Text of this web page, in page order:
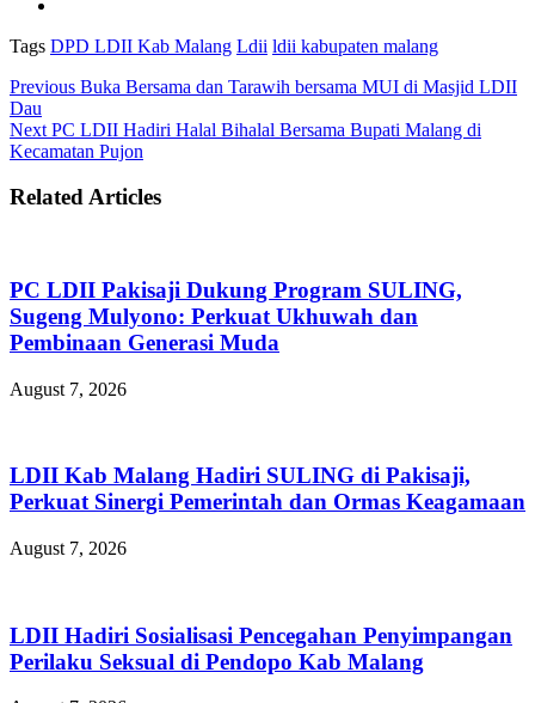
Tags DPD LDII Kab Malang Ldii ldii kabupaten malang
Previous Buka Bersama dan Tarawih bersama MUI di Masjid LDII
Dau
Next PC LDII Hadiri Halal Bihalal Bersama Bupati Malang di
Kecamatan Pujon
Related Articles
PC LDII Pakisaji Dukung Program SULING,
Sugeng Mulyono: Perkuat Ukhuwah dan
Pembinaan Generasi Muda
August 7, 2026
LDII Kab Malang Hadiri SULING di Pakisaji,
Perkuat Sinergi Pemerintah dan Ormas Keagamaan
August 7, 2026
LDII Hadiri Sosialisasi Pencegahan Penyimpangan
Perilaku Seksual di Pendopo Kab Malang